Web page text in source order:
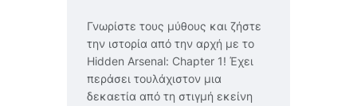
Γνωρίστε τους μύθους και ζήστε
την ιστορία από την αρχή με το
Hidden Arsenal: Chapter 1! Έχει
περάσει τουλάχιστον μια
δεκαετία από τη στιγμή εκείνη